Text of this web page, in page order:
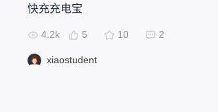
快充充电宝
4.2k 5 10 2
xiaostudent